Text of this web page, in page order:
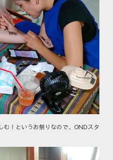
む！というお祭りなので、ONDスタ